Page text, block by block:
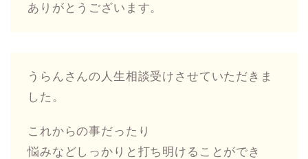
ありがとうございます。
うらんさんの人生相談受けさせていただきま
した。
これからの事だったり
悩みなどしっかりと打ち明けることができ